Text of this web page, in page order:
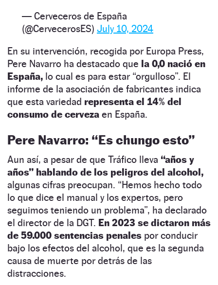
— Cerveceros de España
(@CervecerosES) July 10, 2024
En su intervención, recogida por Europa Press,
Pere Navarro ha destacado que la 0,0 nació en
España, lo cual es para estar “orgulloso”. El
informe de la asociación de fabricantes indica
que esta variedad representa el 14% del
consumo de cerveza en España.
Pere Navarro: “Es chungo esto”
Aun así, a pesar de que Tráfico lleva “años y
años” hablando de los peligros del alcohol,
algunas cifras preocupan. “Hemos hecho todo
lo que dice el manual y los expertos, pero
seguimos teniendo un problema”, ha declarado
el director de la DGT. En 2023 se dictaron más
de 59.000 sentencias penales por conducir
bajo los efectos del alcohol, que es la segunda
causa de muerte por detrás de las
distracciones.